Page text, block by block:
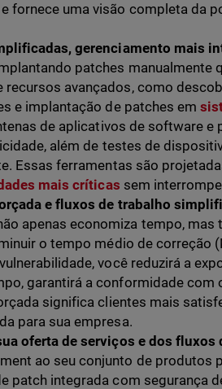
fornece uma visão completa da
gerenciamento mais
patches manualmente
recursos avançados, como
e implantação de patches em
de aplicativos de software
além de testes de
Essas ferramentas são
mais críticas sem
e fluxos de trabalho
apenas economiza tempo,
o tempo médio de correção
você reduzirá a
garantirá a conformidade com
significa clientes mais
para sua empresa.
oferta de serviços e dos fluxos
ao seu conjunto de produtos
patch integrada com segurança